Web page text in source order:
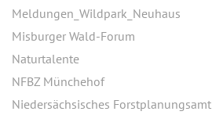
Meldungen_Wildpark_Neuhaus
Misburger Wald-Forum
Naturtalente
NFBZ Münchehof
Niedersächsisches Forstplanungsamt